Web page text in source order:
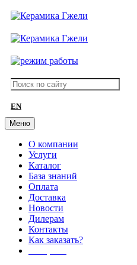
EN
Меню
О компании
Услуги
Каталог
База знаний
Оплата
Доставка
Новости
Дилерам
Контакты
Как заказать?